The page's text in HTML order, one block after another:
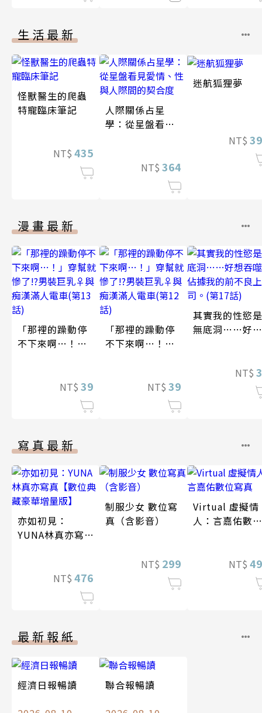
生活最新
怪獸醫生的爬蟲
特寵臨床筆記
NT$ 435
人際關係占星
學：從星盤看見
NT$ 364
迷航狐狸夢
NT$
漫畫最新
「那裡的躁動停
不下來啊…！」
滿人電車(第13
NT$ 39
「那裡的躁動停
不下來啊…！」
滿人電車(第12
NT$ 39
其實我的性慾是
無底洞……好想
NT$
寫真最新
亦如初見：
YUNA林真亦寫
NT$ 476
制服少女 數位寫
真（含影音）
NT$ 299
Virtual 虛擬情
人：言嘉佑數位
NT$
最新報紙
經濟日報暢讀
聯合報暢讀